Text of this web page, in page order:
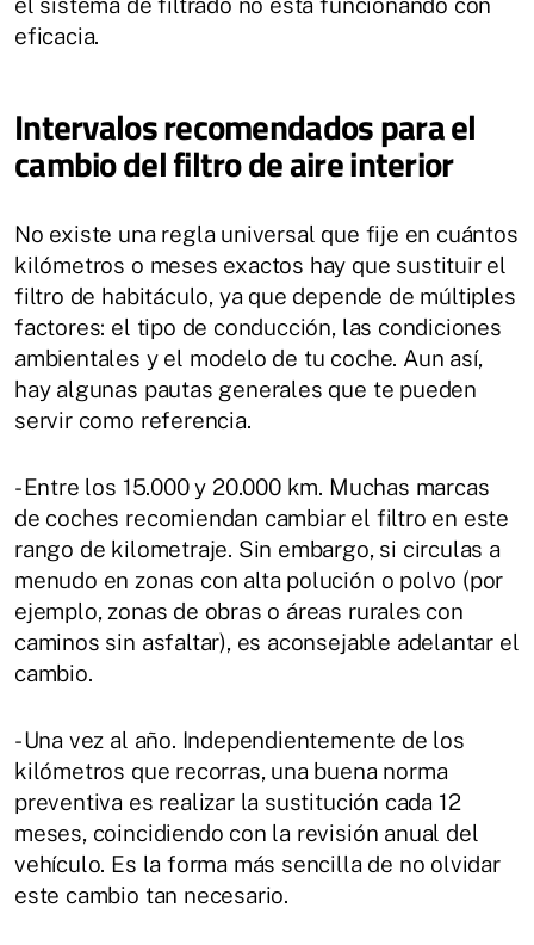
eficacia.
Intervalos recomendados para el
cambio del filtro de aire interior
No existe una regla universal que fije en cuántos
kilómetros o meses exactos hay que sustituir el
filtro de habitáculo, ya que depende de múltiples
factores: el tipo de conducción, las condiciones
ambientales y el modelo de tu coche. Aun así,
hay algunas pautas generales que te pueden
servir como referencia.
- Entre los 15.000 y 20.000 km. Muchas marcas
de coches recomiendan cambiar el filtro en este
rango de kilometraje. Sin embargo, si circulas a
menudo en zonas con alta polución o polvo (por
ejemplo, zonas de obras o áreas rurales con
caminos sin asfaltar), es aconsejable adelantar el
cambio.
- Una vez al año. Independientemente de los
kilómetros que recorras, una buena norma
preventiva es realizar la sustitución cada 12
meses, coincidiendo con la revisión anual del
vehículo. Es la forma más sencilla de no olvidar
este cambio tan necesario.